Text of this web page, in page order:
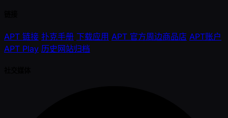
APT 链接 扑克手册 下载应用 APT 官方周边商品店 APT账户
APT Play 历史网站归档